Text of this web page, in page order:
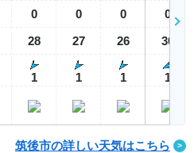
0
28
1
0
27
1
0
26
1
0
30
1
筑後市の詳しい天気はこちら